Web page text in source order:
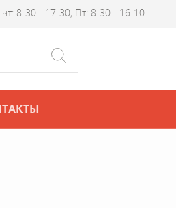
8-30 - 17-30, Пт: 8-30 - 16-10